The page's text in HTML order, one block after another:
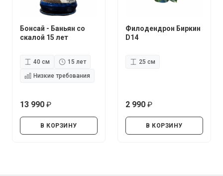
Бонсай - Баньян со
скалой 15 лет
40 см
15 лет
Низкие требования
13 990
В КОРЗИНУ
Филодендрон Биркин
D14
25 см
2 990
В КОРЗИНУ